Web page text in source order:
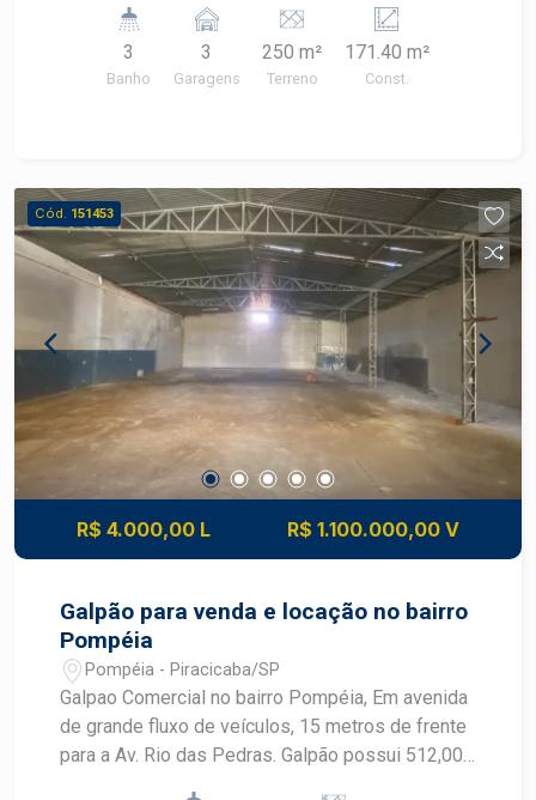
eventos, comércio ou investimento. Edícula - 2
dormitórios. - 1 banheiro. - Ambiente funcional e
confortável. Salão - Salão amplo com excelente
veículos. - Rampa de acesso, proporcionando
mais praticidade e acessibilidade. Diferenciais -
Imóvel versátil, com diversas possibilidades de
uso. - Espaços amplos e bem distribuídos. - Boa
ventilação e iluminação natural. - Estrutura ideal
para receber familiares, amigos ou clientes. -
Fácil acesso às principais vias da região. -
Próximo a comércios, supermercados, escolas e
demais serviços essenciais.
3
Banho
3
Garagens
250 m²
Terreno
171.40 m²
Const.
Cód. 151453
R$ 4.000,00 L R$ 1.100.000,00 V
Galpão para venda e locação no bairro
Pompéia
Pompéia - Piracicaba/SP
Galpao Comercial no bairro Pompéia, Em avenida
de grande fluxo de veículos, 15 metros de frente
para a Av. Rio das Pedras. Galpão possui 512,00